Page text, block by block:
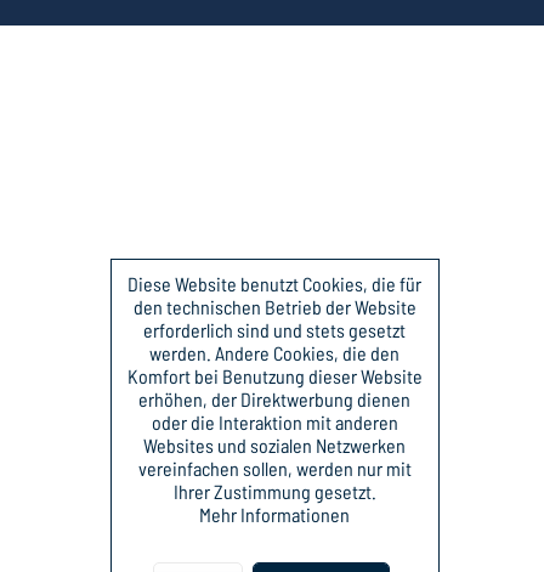
Diese Website benutzt Cookies, die für
den technischen Betrieb der Website
erforderlich sind und stets gesetzt
werden. Andere Cookies, die den
Komfort bei Benutzung dieser Website
erhöhen, der Direktwerbung dienen
oder die Interaktion mit anderen
Websites und sozialen Netzwerken
vereinfachen sollen, werden nur mit
Ihrer Zustimmung gesetzt.
Mehr Informationen